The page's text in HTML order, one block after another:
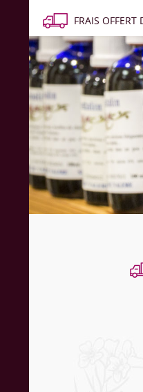
FRAIS OFFERT